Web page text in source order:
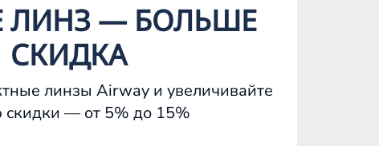
ЛИНЗ — БОЛЬШЕ
СКИДКА
линзы Airway и увеличивайте
скидки — от 5% до 15%